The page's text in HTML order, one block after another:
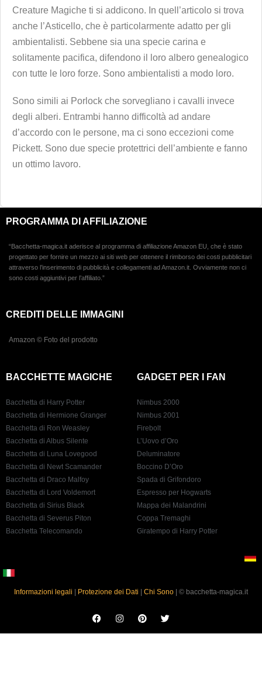
Creature Magiche ti si addicono. In quell’articolo si trova
anche l’Asticello, che è particolarmente adatto per gli
ambientalisti. Sebbene sia una specie carina e
solitamente pacifica, difendono il loro albero genealogico
con tutte le loro forze. Sono ambientalisti a modo loro.
Sono simili ai Porlock che sorvegliano i cavalli invece
degli alberi. Entrambi hanno difficoltà ad andare
d’accordo con le persone, ma ci sono eccezioni come
Pickett. Sono due specie protettrici dell’ambiente e fanno
un ottimo lavoro.
PROGRAMMA DI AFFILIAZIONE
“Bacchetta-magica.it aderisce al programma di affiliazione Amazon EU, che è stato
progettato per fornire un mezzo ai siti web per ottenere il rimborso dei costi pubblicitari
attraverso l’inserimento di pubblicità e collegamenti ad Amazon.it. Ovviamente non ci
sono costi aggiuntivi per l’affiliato.”
CREDITI DELLE IMMAGINI
Amazon © Foto del prodotto
BACCHETTE MAGICHE
Bacchetta di Harry Potter
Bacchetta di Hermione Granger
Bacchetta di Ron Weasley
Bacchetta di Albus Silente
Bacchetta di Luna Lovegood
Bacchetta di Newt Scamander
Bacchetta di Draco Malfoy
Bacchetta di Lord Voldemort
Bacchetta di Sirius Black
Bacchetta di Severus Piton
Bacchetta Telecomando
GADGET PER I FAN
Nimbus 2000
Nimbus 2001
Firebolt
L’Uovo d’Oro
Deluminatore
Boccino D’Oro
Spada di Grifondoro
Espresso per Hogwarts
Mappa dei Malandrini
Coppa Tremaghi
Giratempo di Harry Potter
Informazioni legali Protezione dei Dati Chi Sono | © bacchetta-magica.it